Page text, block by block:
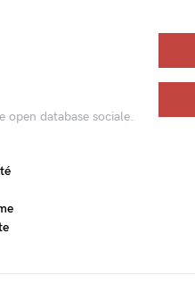
open database sociale.